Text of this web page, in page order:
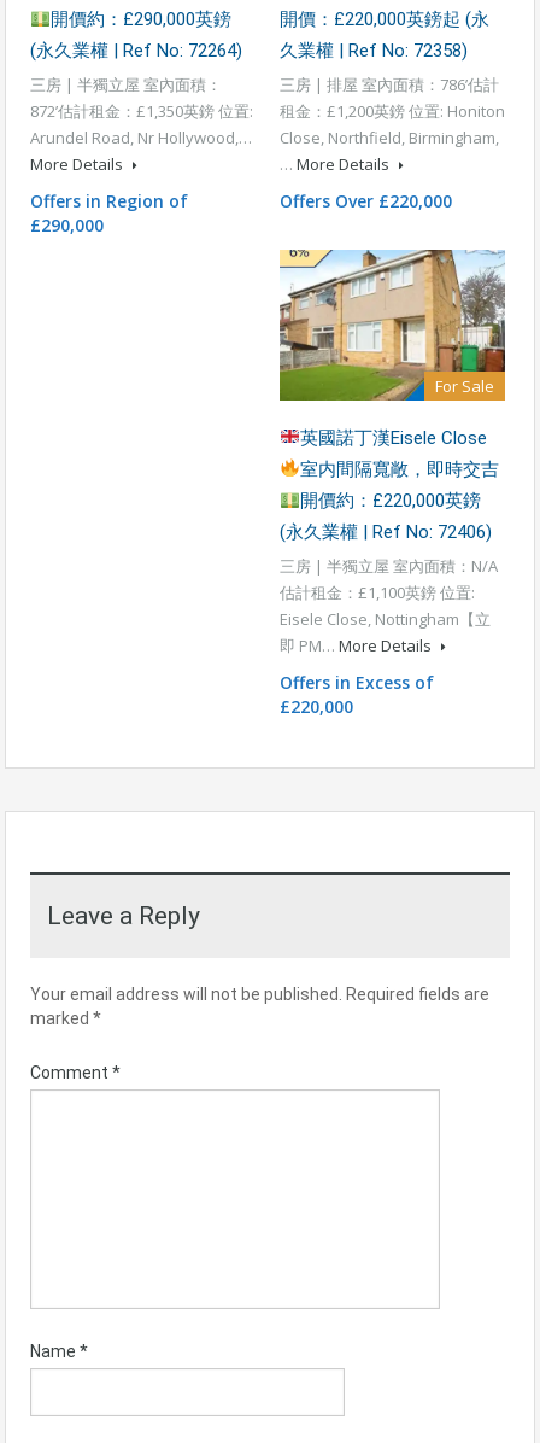
開價約：£290,000英鎊
(永久業權 | Ref No: 72264)
三房 | 半獨立屋 室內面積：
872’估計租金：£1,350英鎊 位置:
Arundel Road, Nr Hollywood,…
More Details
Offers in Region of
£290,000
開價：£220,000英鎊起 (永
久業權 | Ref No: 72358)
三房 | 排屋 室內面積：786’估計
租金：£1,200英鎊 位置: Honiton
Close, Northfield, Birmingham,
… More Details
Offers Over £220,000
For Sale
英國諾丁漢Eisele Close
室内間隔寬敞，即時交吉
開價約：£220,000英鎊
(永久業權 | Ref No: 72406)
三房 | 半獨立屋 室內面積：N/A
估計租金：£1,100英鎊 位置:
Eisele Close, Nottingham【立
即 PM… More Details
Offers in Excess of
£220,000
Leave a Reply
Your email address will not be published.
Required fields are
marked *
Comment *
Name *